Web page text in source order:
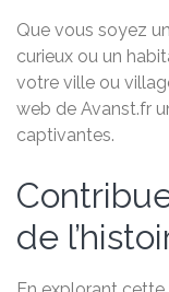
Que vous soyez
curieux ou un
votre ville ou
web de Avanst.fr
captivantes.
de